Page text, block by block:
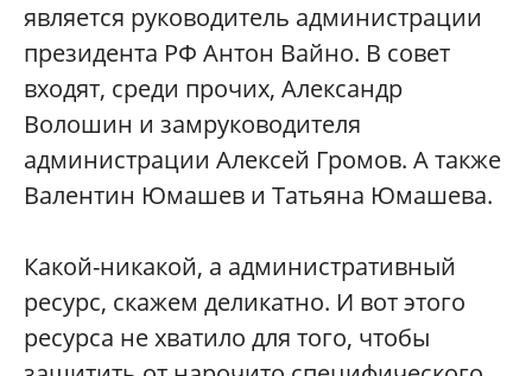
является руководитель администрации
президента РФ Антон Вайно. В совет
входят, среди прочих, Александр
Волошин и замруководителя
администрации Алексей Громов. А также
Валентин Юмашев и Татьяна Юмашева.
Какой-никакой, а административный
ресурс, скажем деликатно. И вот этого
ресурса не хватило для того, чтобы